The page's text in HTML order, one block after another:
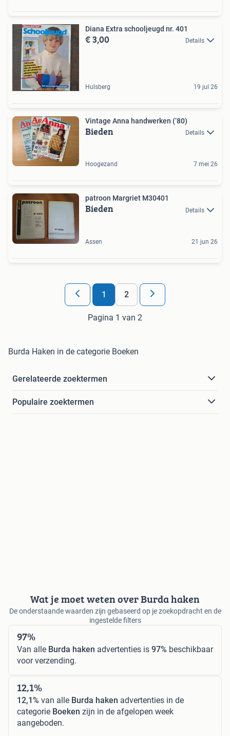
Diana Extra schooljeugd nr. 401
€ 3,00 Details
Hulsberg 19 jul 26
Vintage Anna handwerken (‘80)
Bieden Details
Hoogezand 7 mei 26
patroon Margriet M30401
Bieden Details
Assen 21 jun 26
1 2
Pagina 1 van 2
Burda Haken in de categorie Boeken
Gerelateerde zoektermen
Populaire zoektermen
Wat je moet weten over Burda haken
De onderstaande waarden zijn gebaseerd op je zoekopdracht en de
ingestelde filters
97%
Van alle Burda haken advertenties is 97% beschikbaar
voor verzending.
12,1%
12,1% van alle Burda haken advertenties in de
categorie Boeken zijn in de afgelopen week
aangeboden.